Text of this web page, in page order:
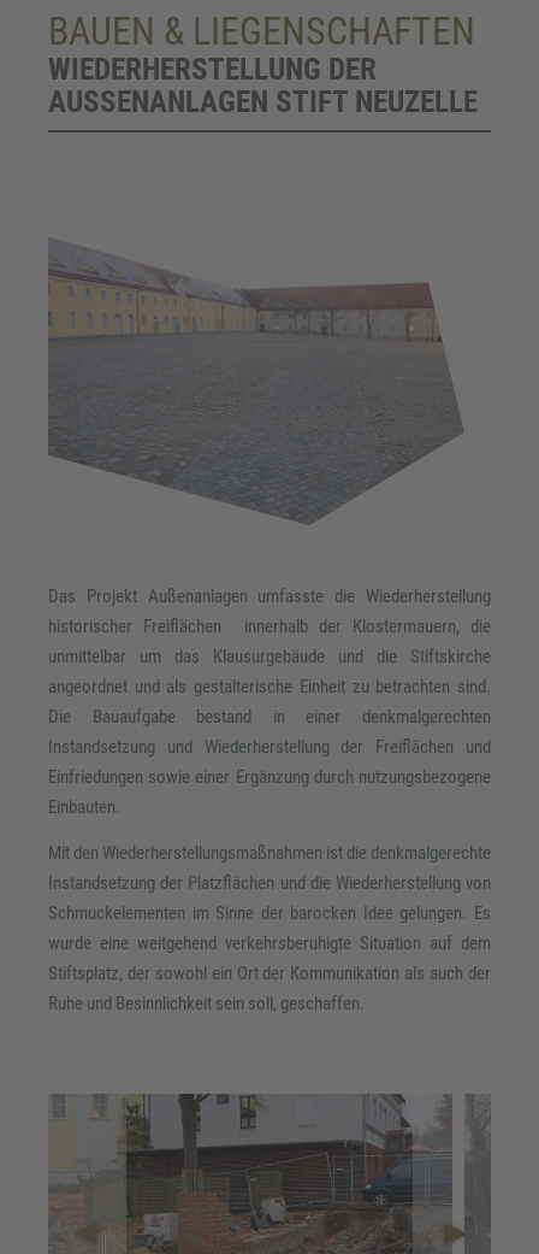
BAUEN & LIEGENSCHAFTEN
WIEDERHERSTELLUNG DER
AUSSENANLAGEN STIFT NEUZELLE
Das Projekt Außenanlagen umfasste die Wiederherstellung
historischer Freiflächen innerhalb der Klostermauern, die
unmittelbar um das Klausurgebäude und die Stiftskirche
angeordnet und als gestalterische Einheit zu betrachten sind.
Die Bauaufgabe bestand in einer denkmalgerechten
Instandsetzung und Wiederherstellung der Freiflächen und
Einfriedungen sowie einer Ergänzung durch nutzungsbezogene
Einbauten.
Mit den Wiederherstellungsmaßnahmen ist die denkmalgerechte
Instandsetzung der Platzflächen und die Wiederherstellung von
Schmuckelementen im Sinne der barocken Idee gelungen. Es
wurde eine weitgehend verkehrsberuhigte Situation auf dem
Stiftsplatz, der sowohl ein Ort der Kommunikation als auch der
Ruhe und Besinnlichkeit sein soll, geschaffen.